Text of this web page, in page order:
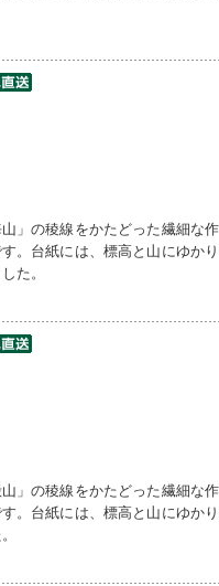
」の稜線をかたどった繊細な
。台紙には、標高と山にゆか
た。
」の稜線をかたどった繊細な
。台紙には、標高と山にゆか